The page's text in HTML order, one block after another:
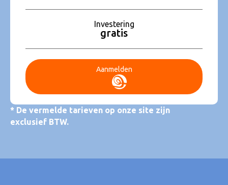
Investering
gratis
Aanmelden
* De vermelde tarieven op onze site zijn
exclusief BTW.